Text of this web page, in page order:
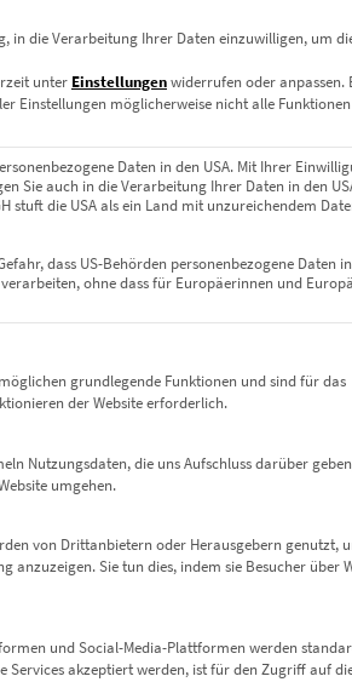
zzgl.Versand
Dieses Produkt weist mehrere Varianten auf. Die Optionen können auf der Produktseite gewählt werden
€24,90–€1.099,00
Lieferzeit: ca. 10 Werktage
in die Verarbeitung Ihrer Daten einzuwilligen, um
unter Einstellungenwiderrufen oder anpassen.
Einstellungen möglicherweise nicht alle
Daten in den USA. Mit Ihrer
Sie auch in die Verarbeitung Ihrer Daten in den
stuft die USA als ein Land mit unzureichendem
dass US-Behörden personenbezogene Daten in
ohne dass für Europäerinnen und
Gruppen, für die eine Einwilligung
grundlegende Funktionen und sind für das
der Website erforderlich.
Nutzungsdaten, die uns Aufschluss darüber
umgehen.
von Drittanbietern oder Herausgebern genutzt,
anzuzeigen. Sie tun dies, indem sie Besucher über
und Social-Media-Plattformen werden
Services akzeptiert werden, ist für den Zugriff auf